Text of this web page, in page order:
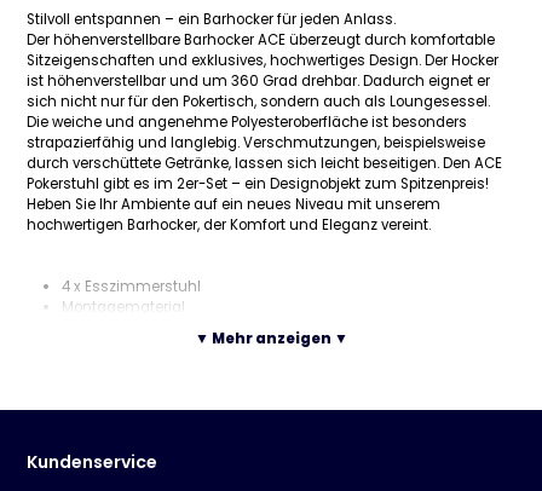
Stilvoll entspannen – ein Barhocker für jeden Anlass.
Der höhenverstellbare Barhocker ACE überzeugt durch komfortable
Sitzeigenschaften und exklusives, hochwertiges Design. Der Hocker
ist höhenverstellbar und um 360 Grad drehbar. Dadurch eignet er
sich nicht nur für den Pokertisch, sondern auch als Loungesessel.
Die weiche und angenehme Polyesteroberfläche ist besonders
strapazierfähig und langlebig. Verschmutzungen, beispielsweise
durch verschüttete Getränke, lassen sich leicht beseitigen. Den ACE
Pokerstuhl gibt es im 2er-Set – ein Designobjekt zum Spitzenpreis!
Heben Sie Ihr Ambiente auf ein neues Niveau mit unserem
hochwertigen Barhocker, der Komfort und Eleganz vereint.
4 x Esszimmerstuhl
Montagematerial
Montagematerial
Paketmaße: (L x B x H)
Paket 1: 73 x 50 x 50
▼ Mehr anzeigen ▼
Kundenservice